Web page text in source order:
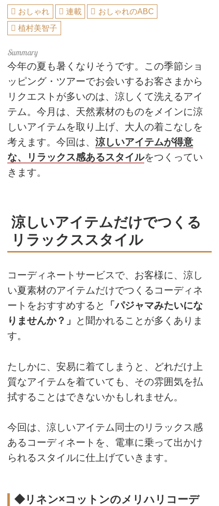
おしゃれ 連載
おしゃれのABC
植村美智子
今年の夏も暑くなりそうです。この季節ショ
ッピング・ツアーでお会いするお客さまから
リクエストが多いのは、涼しくて洗えるアイ
テム。今月は、天然素材のものをメインに涼
しいアイテムを取り上げ、大人の着こなしを
考えます。今回は、 涼しいアイテムが得意
な、リラックス感あるスタイルをつくってい
きます。
涼しいアイテムだけでつくる
リラックススタイル
コーディネートサービスで、お客様に、涼し
い夏素材のアイテムだけでつくるコーディネ
ートをおすすめすると
「パジャマみたいにな
りませんか？」
と聞かれることが多くありま
す。
たしかに、安易に着てしまうと、どれだけ上
質なアイテムを着ていても、その雰囲気を払
拭することはできないかもしれません。
今回は、涼しいアイテム同士のリラックス感
あるコーディネートを、電車に乗って出かけ
られるスタイルに仕上げていきます。
◆リネン×コットンのメリハリコーデ